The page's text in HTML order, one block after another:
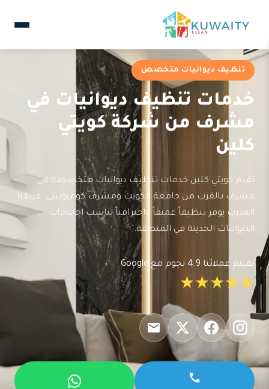
تنظيف ديوانيات متخصص
خدمات تنظيف ديوانيات في
مشرف من شركة كويتي
كلين
تقدم كويتي كلين خدمات تنظيف ديوانيات متخصصة في
مشرف بالقرب من جامعة الكويت ومشرف كوميونيتي. فريقنا
المدرب يوفر تنظيفاً عميقاً واحترافياً يناسب احتياجات
الديوانيات الحديثة في المنطقة.
تقييم عملائنا 4.9 نجوم مع Google
★★★★★